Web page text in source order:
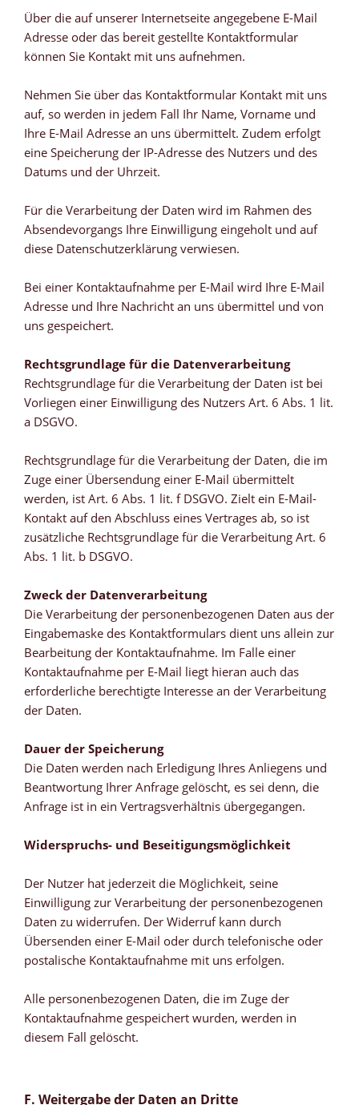
Über die auf unserer Internetseite angegebene E-Mail
Adresse oder das bereit gestellte Kontaktformular
können Sie Kontakt mit uns aufnehmen.
Nehmen Sie über das Kontaktformular Kontakt mit uns
auf, so werden in jedem Fall Ihr Name, Vorname und
Ihre E-Mail Adresse an uns übermittelt. Zudem erfolgt
eine Speicherung der IP-Adresse des Nutzers und des
Datums und der Uhrzeit.
Für die Verarbeitung der Daten wird im Rahmen des
Absendevorgangs Ihre Einwilligung eingeholt und auf
diese Datenschutzerklärung verwiesen.
Bei einer Kontaktaufnahme per E-Mail wird Ihre E-Mail
Adresse und Ihre Nachricht an uns übermittel und von
uns gespeichert.
Rechtsgrundlage für die Datenverarbeitung
Rechtsgrundlage für die Verarbeitung der Daten ist bei
Vorliegen einer Einwilligung des Nutzers Art. 6 Abs. 1 lit.
a DSGVO.
Rechtsgrundlage für die Verarbeitung der Daten, die im
Zuge einer Übersendung einer E-Mail übermittelt
werden, ist Art. 6 Abs. 1 lit. f DSGVO. Zielt ein E-Mail-
Kontakt auf den Abschluss eines Vertrages ab, so ist
zusätzliche Rechtsgrundlage für die Verarbeitung Art. 6
Abs. 1 lit. b DSGVO.
Zweck der Datenverarbeitung
Die Verarbeitung der personenbezogenen Daten aus der
Eingabemaske des Kontaktformulars dient uns allein zur
Bearbeitung der Kontaktaufnahme. Im Falle einer
Kontaktaufnahme per E-Mail liegt hieran auch das
erforderliche berechtigte Interesse an der Verarbeitung
der Daten.
Dauer der Speicherung
Die Daten werden nach Erledigung Ihres Anliegens und
Beantwortung Ihrer Anfrage gelöscht, es sei denn, die
Anfrage ist in ein Vertragsverhältnis übergegangen.
Widerspruchs- und Beseitigungsmöglichkeit
Der Nutzer hat jederzeit die Möglichkeit, seine
Einwilligung zur Verarbeitung der personenbezogenen
Daten zu widerrufen. Der Widerruf kann durch
Übersenden einer E-Mail oder durch telefonische oder
postalische Kontaktaufnahme mit uns erfolgen.
Alle personenbezogenen Daten, die im Zuge der
Kontaktaufnahme gespeichert wurden, werden in
diesem Fall gelöscht.
F. Weitergabe der Daten an Dritte